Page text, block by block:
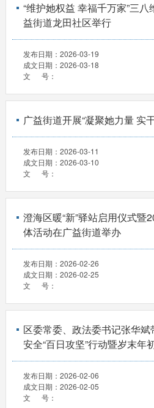
“维护她权益 幸福千万家”三
益街道龙田社区举行
发布日期： 2026-03-19
成文日期： 2026-03-18
文 号：
广益街道开展“凝聚她力量 实
发布日期： 2026-03-11
成文日期： 2026-03-10
文 号：
澄海区暖“新”驿站启用仪式暨
体活动在广益街道举办
发布日期： 2026-02-26
成文日期： 2026-02-25
文 号：
区委常委、政法委书记张华
安全“百日攻坚”行动暨岁末年
发布日期： 2026-02-06
成文日期： 2026-02-05
文 号：